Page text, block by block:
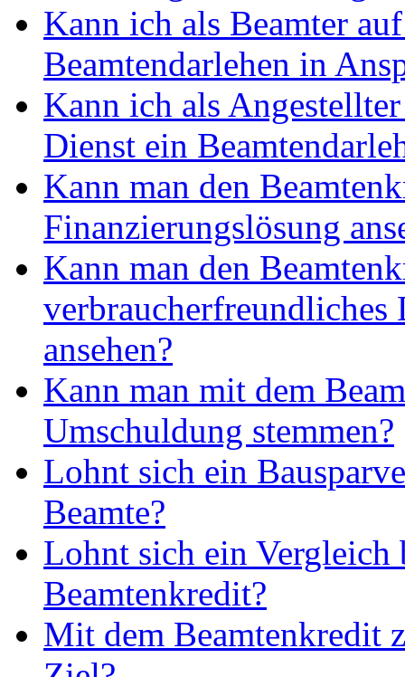
Kann ich als Beamter
Beamtendarlehen in
Kann ich als
Dienst ein
Kann man den
Finanzierungslösung
Kann man den
verbraucherfreundliches
ansehen?
Kann man mit dem
Umschuldung stemmen?
Lohnt sich ein
Beamte?
Lohnt sich ein Vergleich
Beamtenkredit?
Mit dem Beamtenkredit